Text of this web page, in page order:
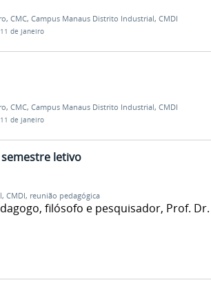
, CMC, Campus Manaus Distrito Industrial, CMDI
de janeiro
, CMC, Campus Manaus Distrito Industrial, CMDI
de janeiro
letivo
, CMDI, reunião pedagógica
filósofo e pesquisador, Prof. Dr.